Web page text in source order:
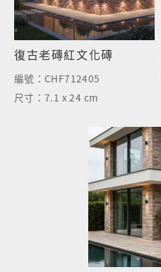
復古老磚紅文化磚
編號： CHF712405
尺寸：7.1 x 24 cm